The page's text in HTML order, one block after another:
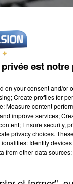
au niveau de
est
on your consent and/or
Create profiles for
Measure content
improve services;
Ensure security,
privacy choices.
Identify
other data